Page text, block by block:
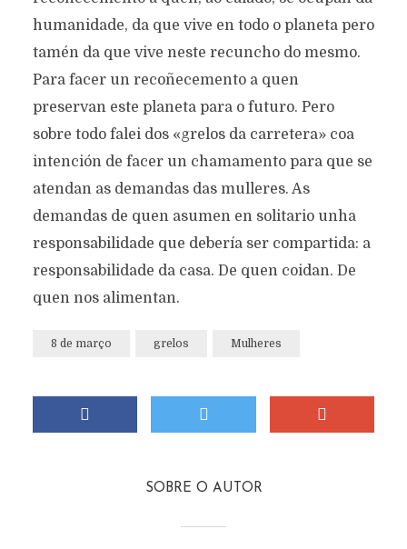
humanidade, da que vive en todo o planeta pero
tamén da que vive neste recuncho do mesmo.
Para facer un recoñecemento a quen
preservan este planeta para o futuro. Pero
sobre todo falei dos «grelos da carretera» coa
intención de facer un chamamento para que se
atendan as demandas das mulleres. As
demandas de quen asumen en solitario unha
responsabilidade que debería ser compartida: a
responsabilidade da casa. De quen coidan. De
quen nos alimentan.
8 de março grelos Mulheres
SOBRE O AUTOR